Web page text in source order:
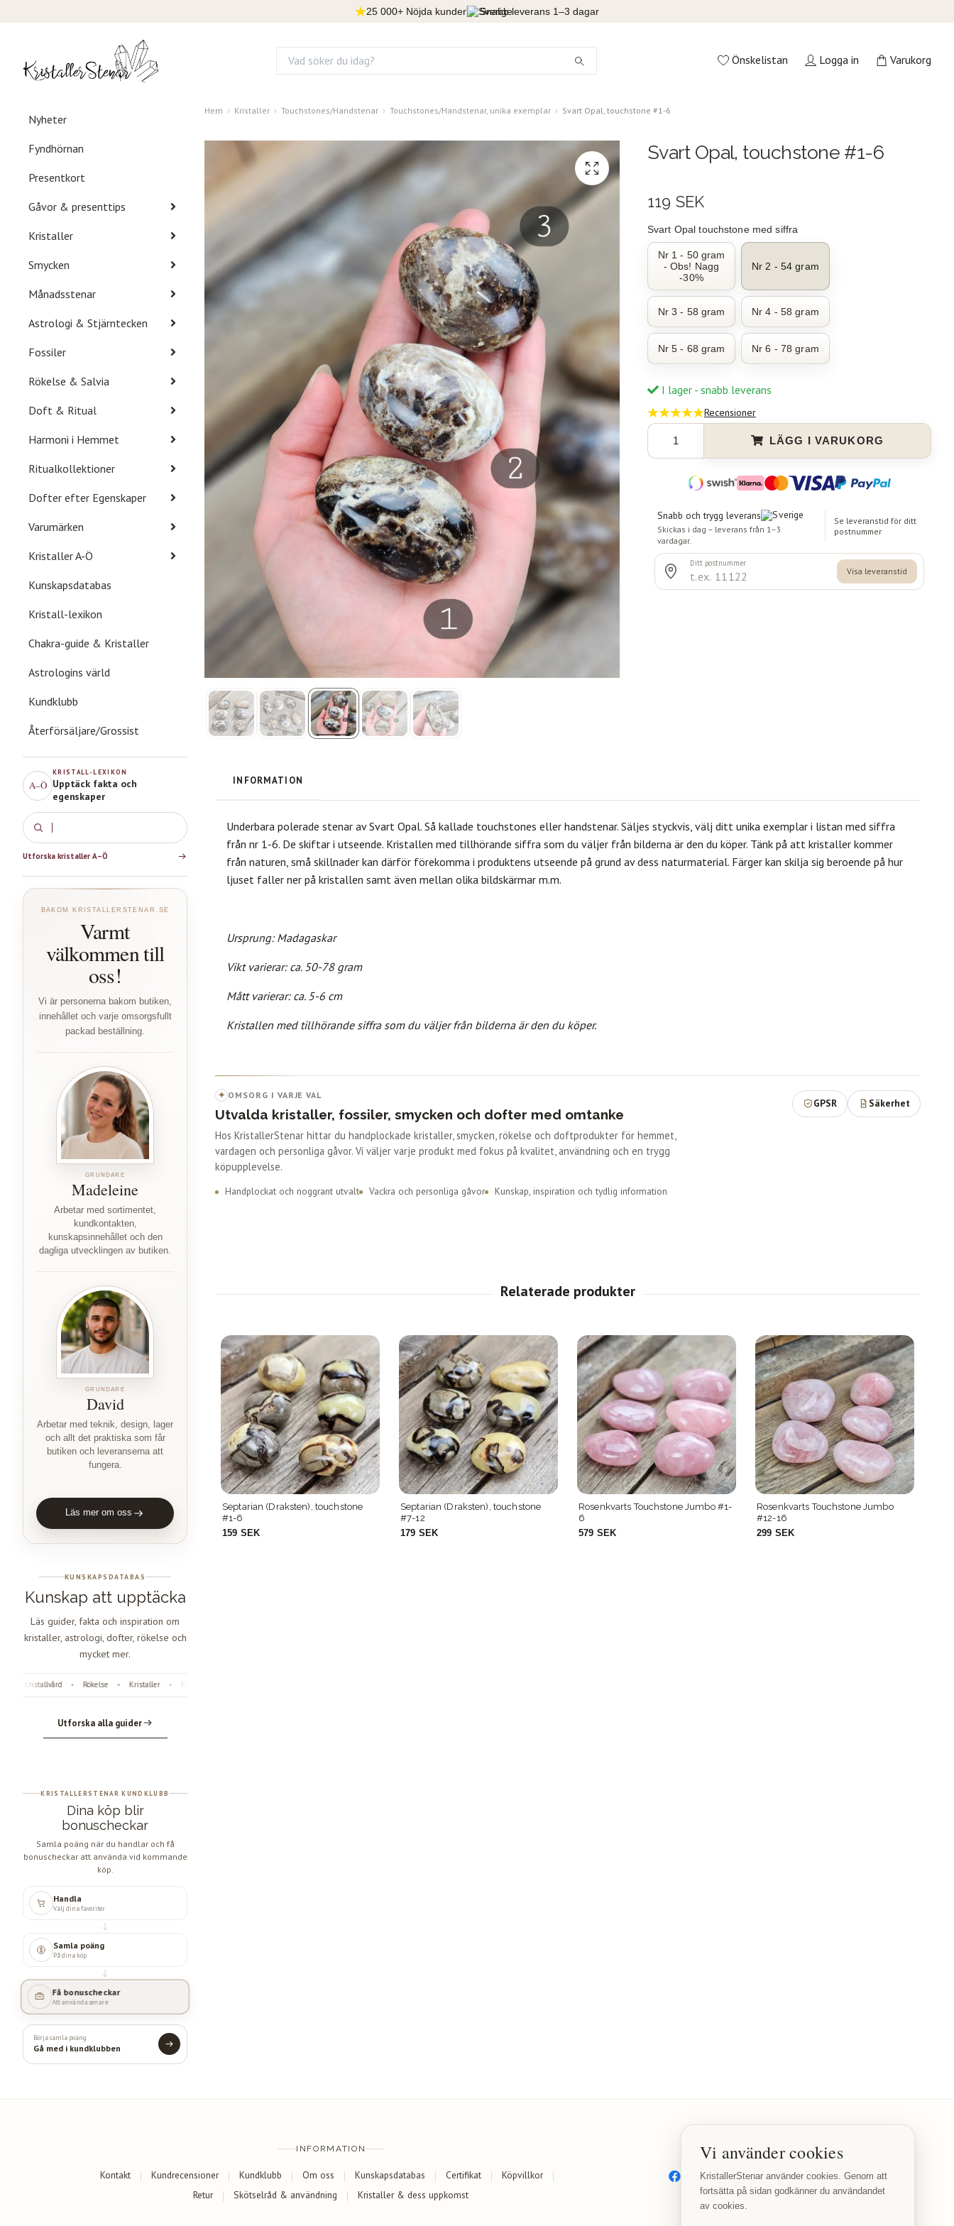
25 000+ Nöjda kunder Snabb leverans 1–3 dagar
Önskelistan Logga in Varukorg
Nyheter
Fyndhörnan
Presentkort
Gåvor & presenttips
Kristaller
Smycken
Månadsstenar
Astrologi & Stjärntecken
Fossiler
Rökelse & Salvia
Doft & Ritual
Harmoni i Hemmet
Ritualkollektioner
Dofter efter Egenskaper
Varumärken
Kristaller A-Ö
Kunskapsdatabas
Kristall-lexikon
Chakra-guide & Kristaller
Astrologins värld
Kundklubb
Återförsäljare/Grossist
A–Ö
KRISTALL-LEXIKON
Upptäck fakta och
egenskaper
Utforska kristaller A–Ö
BAKOM KRISTALLERSTENAR.SE
Varmt
välkommen till
oss!
Vi är personerna bakom butiken,
innehållet och varje omsorgsfullt
packad beställning.
GRUNDARE
Madeleine
Arbetar med sortimentet,
kundkontakten,
kunskapsinnehållet och den
dagliga utvecklingen av butiken.
GRUNDARE
David
Arbetar med teknik, design, lager
och allt det praktiska som får
butiken och leveranserna att
fungera.
Läs mer om oss
KUNSKAPSDATABAS
Kunskap att upptäcka
Läs guider, fakta och inspiration om
kristaller, astrologi, dofter, rökelse och
mycket mer.
Kristallvård • Rökelse • Kristaller • Fossiler
Utforska alla guider
KRISTALLERSTENAR KUNDKLUBB
Dina köp blir
bonuscheckar
Samla poäng när du handlar och få
bonuscheckar att använda vid kommande
köp.
Handla
Välj dina favoriter
Samla poäng
På dina köp
Få bonuscheckar
Att använda senare
Börja samla poäng
Gå med i kundklubben
Hem Kristaller Touchstones/Handstenar Touchstones/Handstenar, unika exemplar Svart Opal, touchstone #1-6
Svart Opal, touchstone #1-6
119 SEK
Svart Opal touchstone med siffra
Nr 1 - 50 gram
- Obs! Nagg
-30%
Nr 2 - 54 gram
Nr 3 - 58 gram Nr 4 - 58 gram
Nr 5 - 68 gram Nr 6 - 78 gram
I lager - snabb leverans
Recensioner
LÄGG I VARUKORG
INFORMATION
Underbara polerade stenar av Svart Opal. Så kallade touchstones eller handstenar. Säljes styckvis, välj ditt unika exemplar i listan med siffra
från nr 1-6. De skiftar i utseende. Kristallen med tillhörande siffra som du väljer från bilderna är den du köper. Tänk på att kristaller kommer
från naturen, små skillnader kan därför förekomma i produktens utseende på grund av dess naturmaterial. Färger kan skilja sig beroende på hur
ljuset faller ner på kristallen samt även mellan olika bildskärmar m.m.
Ursprung: Madagaskar
Vikt varierar: ca. 50-78 gram
Mått varierar: ca. 5-6 cm
Kristallen med tillhörande siffra som du väljer från bilderna är den du köper.
✦ OMSORG I VARJE VAL
Utvalda kristaller, fossiler, smycken och dofter med omtanke
Hos KristallerStenar hittar du handplockade kristaller, smycken, rökelse och doftprodukter för hemmet,
vardagen och personliga gåvor. Vi väljer varje produkt med fokus på kvalitet, användning och en trygg
köpupplevelse.
Handplockat och noggrant utvalt Vackra och personliga gåvor Kunskap, inspiration och tydlig information
GPSR Säkerhet
Förstenat trä, stor touchstone #5-8
Septarian (Draksten), touchstone
#1-6
159 SEK
Septarian (Draksten), touchstone
#7-12
179 SEK
Rosenkvarts Touchstone Jumbo #1-
6
579 SEK
Rosenkvarts Touchstone Jumbo
#12-16
299 SEK
INFORMATION
Kontakt Kundrecensioner Kundklubb Om oss Kunskapsdatabas Certifikat
Köpvillkor
Retur
Skötselråd & användning Kristaller & dess uppkomst
SOCIALA MEDIER
Facebook Instagram
Vi använder cookies
KristallerStenar använder cookies. Genom att
fortsätta på sidan godkänner du användandet
av cookies.